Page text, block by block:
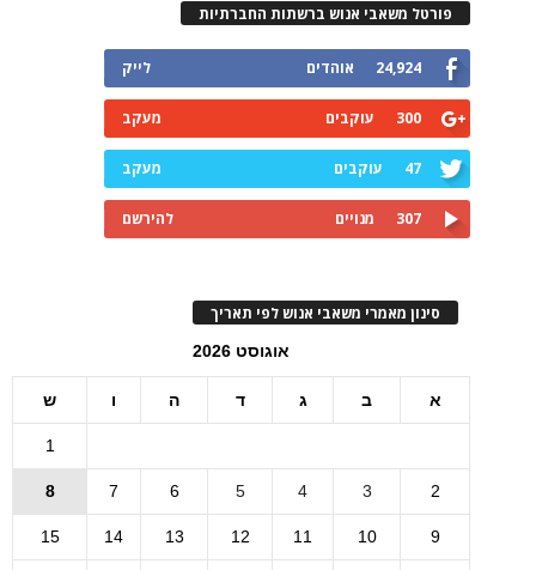
פורטל משאבי אנוש ברשתות החברתיות
24,924 אוהדים לייק
300 עוקבים מעקב
47 עוקבים מעקב
307 מנויים להירשם
סינון מאמרי משאבי אנוש לפי תאריך
אוגוסט 2026
א ב ג ד ה ו ש
1
2
3
4
5
6
7
8
9
10
11
12
13
14
15